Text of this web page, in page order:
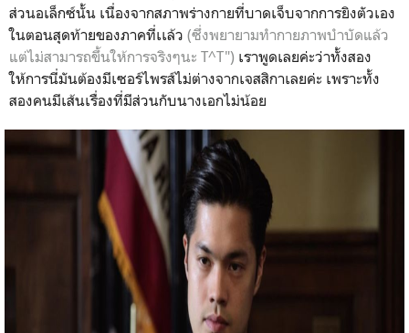
ส่วนอเล็กซ์นั้น เนื่องจากสภาพร่างกายที่บาดเจ็บจากการยิงตัวเอง
ในตอนสุดท้ายของภาคที่เเล้ว (ซึ่งพยายามทำกายภาพบำบัดแล้ว
แต่ไม่สามารถขึ้นให้การจริงๆนะ T^T") เราพูดเลยค่ะว่าทั้งสอง
ให้การนี่มันต้องมีเซอร์ไพรส์ไม่ต่างจากเจสสิกาเลยค่ะ เพราะทั้ง
สองคนมีเส้นเรื่องที่มีส่วนกับนางเอกไม่น้อย